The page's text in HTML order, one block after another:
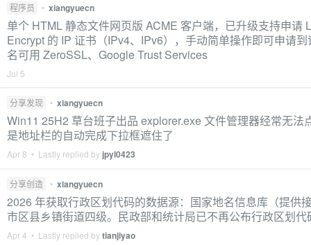
程序员 • xiangyuecn
单个 HTML 静态文件网页版 ACME 客户端，已升级支持申请
Encrypt 的 IP 证书（IPv4、IPv6），手动简单操作即可申请
名可用 ZeroSSL、Google Trust Services
Jul 5
分享发现 • xiangyuecn
Win11 25H2 草台班子出品 explorer.exe 文件管理器经常无法
是地址栏的自动完成下拉框遮住了
Apr 8 • Lastly replied by jpyl0423
分享创造 • xiangyuecn
2026 年获取行政区划代码的数据源：国家地名信息库（提供
市区县乡镇街道四级。民政部和统计局已不再公布行政区划代
Apr 4 • Lastly replied bytianjiyao